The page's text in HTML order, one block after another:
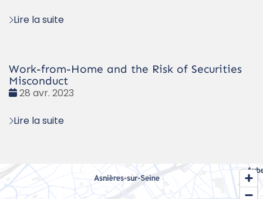
Lire la suite
Work-from-Home and the Risk of Securities
Misconduct
Date
28 avr. 2023
Lire la suite